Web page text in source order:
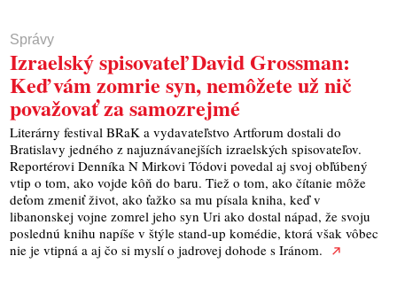
Správy
Izraelský spisovateľ David Grossman:
Keď vám zomrie syn, nemôžete už nič
považovať za samozrejmé
Literárny festival BRaK a vydavateľstvo Artforum dostali do
Bratislavy jedného z najuznávanejších izraelských spisovateľov.
Reportérovi Denníka N Mirkovi Tódovi povedal aj svoj obľúbený
vtip o tom, ako vojde kôň do baru. Tiež o tom, ako čítanie môže
deťom zmeniť život, ako ťažko sa mu písala kniha, keď v
libanonskej vojne zomrel jeho syn Uri ako dostal nápad, že svoju
poslednú knihu napíše v štýle stand-up komédie, ktorá však vôbec
nie je vtipná a aj čo si myslí o jadrovej dohode s Iránom.